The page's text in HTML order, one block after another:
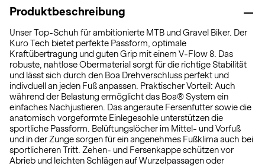
Produktbeschreibung
Unser Top-Schuh für ambitionierte MTB und Gravel Biker. Der
Kuro Tech bietet perfekte Passform, optimale
Kraftübertragung und guten Grip mit einem V-Flow 8. Das
robuste, nahtlose Obermaterial sorgt für die richtige Stabilität
und lässt sich durch den Boa Drehverschluss perfekt und
indivduell an jeden Fuß anpassen. Praktischer Vorteil: Auch
während der Belastung ermöglicht das Boa® System ein
einfaches Nachjustieren. Das angeraute Fersenfutter sowie die
anatomisch vorgeformte Einlegesohle unterstützen die
sportliche Passform. Belüftungslöcher im Mittel- und Vorfuß
und in der Zunge sorgen für ein angenehmes Fußklima auch bei
sportlicheren Tritt. Zehen- und Fersenkappe schützen vor
Abrieb und leichten Schlägen auf Wurzelpassagen oder